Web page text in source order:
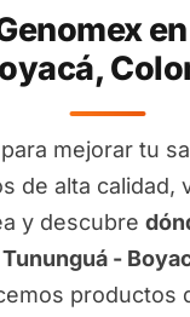
mejorar tu
de alta calidad,
y descubre
-
productos